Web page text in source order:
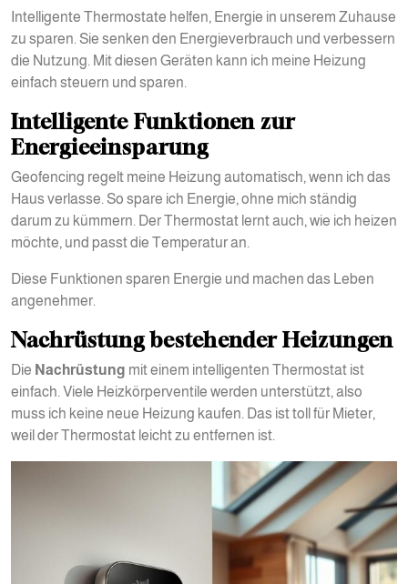
Intelligente Thermostate helfen, Energie in unserem Zuhause
zu sparen. Sie senken den Energieverbrauch und verbessern
die Nutzung. Mit diesen Geräten kann ich meine Heizung
einfach steuern und sparen.
Intelligente Funktionen zur
Energieeinsparung
Geofencing regelt meine Heizung automatisch, wenn ich das
Haus verlasse. So spare ich Energie, ohne mich ständig
darum zu kümmern. Der Thermostat lernt auch, wie ich heizen
möchte, und passt die Temperatur an.
Diese Funktionen sparen Energie und machen das Leben
angenehmer.
Nachrüstung bestehender Heizungen
Die Nachrüstung mit einem intelligenten Thermostat ist
einfach. Viele Heizkörperventile werden unterstützt, also
muss ich keine neue Heizung kaufen. Das ist toll für Mieter,
weil der Thermostat leicht zu entfernen ist.